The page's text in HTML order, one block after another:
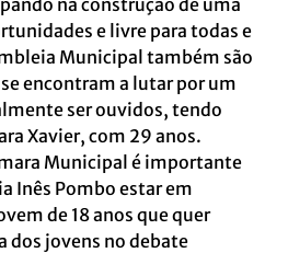
e livre para todas e
Municipal também são
encontram a lutar por um
ser ouvidos, tendo
Xavier, com 29 anos.
Municipal é importante
Inês Pombo estar em
de 18 anos que quer
dos jovens no debate